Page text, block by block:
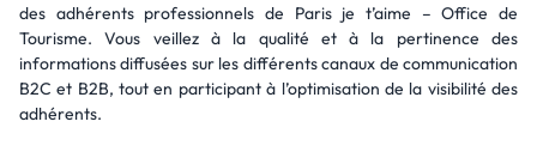
des adhérents professionnels de Paris je t’aime – Office de
Tourisme. Vous veillez à la qualité et à la pertinence des
informations diffusées sur les différents canaux de communication
B2C et B2B, tout en participant à l’optimisation de la visibilité des
adhérents.